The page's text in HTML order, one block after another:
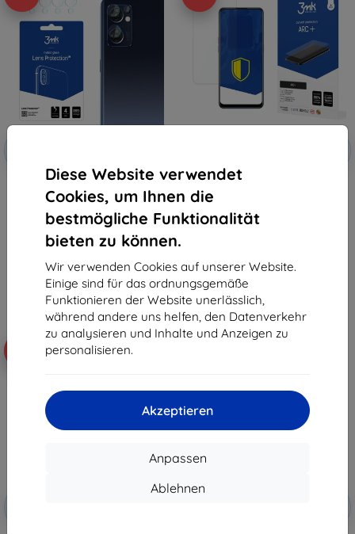
Diese Website verwendet
Cookies, um Ihnen die
bestmögliche Funktionalität
bieten zu können.
Wir verwenden Cookies auf unserer Website.
Einige sind für das ordnungsgemäße
Funktionieren der Website unerlässlich,
während andere uns helfen, den Datenverkehr
zu analysieren und Inhalte und Anzeigen zu
personalisieren.
Akzeptieren
Anpassen
Ablehnen
3MK Lens Protect Oppo Find X5
Lite Kameralinsenschutz, 4 Stk.
9,90 €
8,91 €
3MK Folie ARC+ FS Oppo Find X5
12,90 €
7,12 €